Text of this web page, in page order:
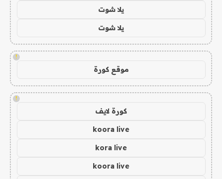
يلا شوت
يلا شوت
!
موقع كورة
!
كورة لايف
koora live
kora live
koora live